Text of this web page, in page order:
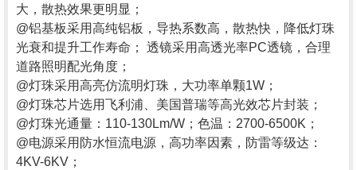
大，散热效果更明显；
@铝基板采用高纯铝板，导热系数高，散热快，降低灯珠
光衰和提升工作寿命；
透镜采用高透光率PC透镜，合理
道路照明配光角度；
@灯珠采用高亮仿流明灯珠，大功率单颗1W；
@灯珠芯片选用飞利浦、美国普瑞等高光效芯片封装；
@灯珠光通量： 110-130Lm/W；色温：2700-6500K；
@电源采用防水恒流电源，高功率因素，防雷等级达：
4KV-6KV；